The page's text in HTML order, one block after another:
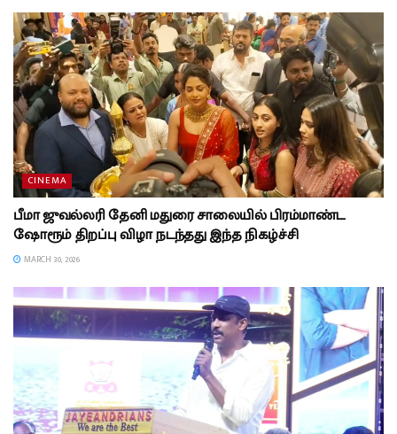
CINEMA
பீமா ஜுவல்லரி தேனி மதுரை சாலையில் பிரம்மாண்ட
ஷோரூம் திறப்பு விழா நடந்தது இந்த நிகழ்ச்சி
MARCH 30, 2026